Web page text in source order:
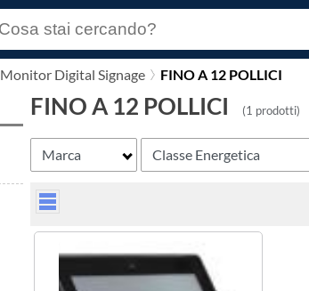
Monitor Digital Signage FINO A 12 POLLICI
FINO A 12 POLLICI (1 prodotti)
Marca Classe Energetica